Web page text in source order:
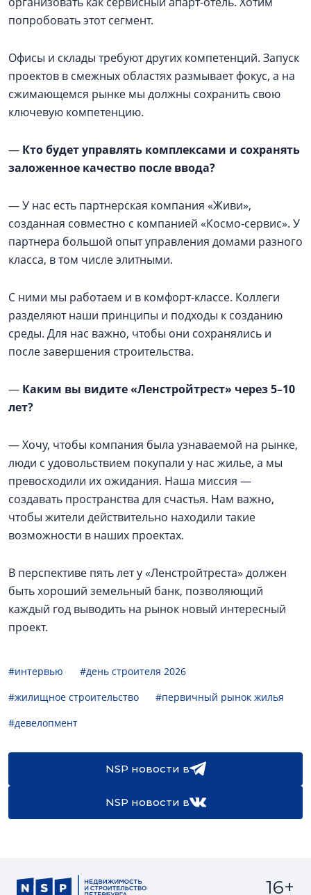
попробовать этот сегмент.
Офисы и склады требуют других компетенций. Запуск
проектов в смежных областях размывает фокус, а на
сжимающемся рынке мы должны сохранить свою
ключевую компетенцию.
— Кто будет управлять комплексами и сохранять
заложенное качество после ввода?
— У нас есть партнерская компания «Живи»,
созданная совместно с компанией «Космо-сервис». У
партнера большой опыт управления домами разного
класса, в том числе элитными.
С ними мы работаем и в комфорт-классе. Коллеги
разделяют наши принципы и подходы к созданию
среды. Для нас важно, чтобы они сохранялись и
после завершения строительства.
— Каким вы видите «Ленстройтрест» через 5–10
лет?
— Хочу, чтобы компания была узнаваемой на рынке,
люди с удовольствием покупали у нас жилье, а мы
превосходили их ожидания. Наша миссия —
создавать пространства для счастья. Нам важно,
чтобы жители действительно находили такие
возможности в наших проектах.
В перспективе пять лет у «Ленстройтреста» должен
быть хороший земельный банк, позволяющий
каждый год выводить на рынок новый интересный
проект.
#интервью
#день строителя 2026
#жилищное строительство
#первичный рынок жилья
#девелопмент
NSP новости в
NSP новости в
16+